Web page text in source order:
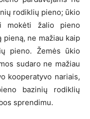
rodiklių pieno; ūkio
mokėti žalio pieno
pieną, ne mažiau kaip
pieno. Žemės ūkio
sudaro ne mažiau
kooperatyvo nariais,
bazinių rodiklių
sprendimu.